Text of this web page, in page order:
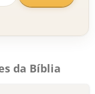
da Bíblia